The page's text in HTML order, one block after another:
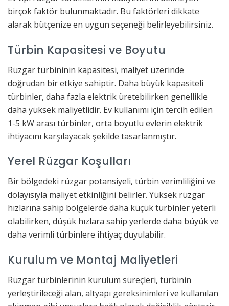
birçok faktör bulunmaktadır. Bu faktörleri dikkate
alarak bütçenize en uygun seçeneği belirleyebilirsiniz.
Türbin Kapasitesi ve Boyutu
Rüzgar türbininin kapasitesi, maliyet üzerinde
doğrudan bir etkiye sahiptir. Daha büyük kapasiteli
türbinler, daha fazla elektrik üretebilirken genellikle
daha yüksek maliyetlidir. Ev kullanımı için tercih edilen
1-5 kW arası türbinler, orta boyutlu evlerin elektrik
ihtiyacını karşılayacak şekilde tasarlanmıştır.
Yerel Rüzgar Koşulları
Bir bölgedeki rüzgar potansiyeli, türbin verimliliğini ve
dolayısıyla maliyet etkinliğini belirler. Yüksek rüzgar
hızlarına sahip bölgelerde daha küçük türbinler yeterli
olabilirken, düşük hızlara sahip yerlerde daha büyük ve
daha verimli türbinlere ihtiyaç duyulabilir.
Kurulum ve Montaj Maliyetleri
Rüzgar türbinlerinin kurulum süreçleri, türbinin
yerleştirileceği alan, altyapı gereksinimleri ve kullanılan